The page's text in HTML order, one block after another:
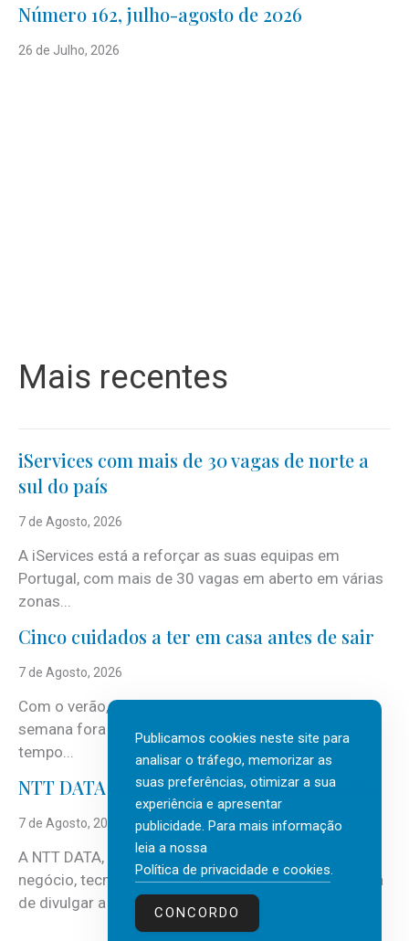
Número 162, julho-agosto de 2026
26 de Julho, 2026
Mais recentes
iServices com mais de 30 vagas de norte a
sul do país
7 de Agosto, 2026
A iServices está a reforçar as suas equipas em
Portugal, com mais de 30 vagas em aberto em várias
zonas...
Cinco cuidados a ter em casa antes de sair
7 de Agosto, 2026
Com o verão, chegam também as férias, os fins-de-
semana fora e os dias em que a casa fica mais
tempo...
NTT DATA Insurtech Global Outlook 2026
7 de Agosto, 2026
A NTT DATA, consultora global em serviços de
negócio, tecnologia e inteligência artificial (IA), acaba
de divulgar a mais recente...
Publicamos cookies neste site para
analisar o tráfego, memorizar as
suas preferências, otimizar a sua
experiência e apresentar
publicidade. Para mais informação
leia a nossa
Política de privacidade e cookies.
CONCORDO